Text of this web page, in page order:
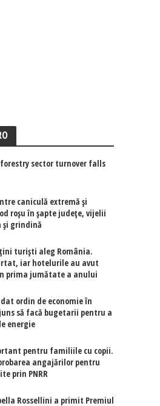
sector turnover falls
caniculă extremă și
roșu în șapte județe, vijelii
și grindină
turiști aleg România.
iar hotelurile au avut
prima jumătate a anului
ordin de economie în
să facă bugetarii pentru a
energie
pentru familiile cu copii.
angajărilor pentru
prin PNRR
Rossellini a primit Premiul